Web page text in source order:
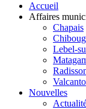
Accueil
Affaires
Chapais
Lebel-
Nouvelles